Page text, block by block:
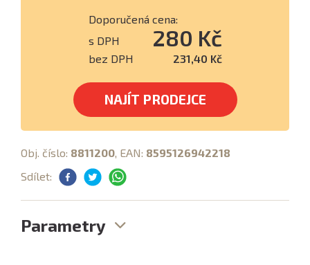
Doporučená cena:
s DPH
280 Kč
bez DPH 231,40 Kč
NAJÍT PRODEJCE
Obj. číslo: 8811200 , EAN: 8595126942218
Sdílet:
Parametry